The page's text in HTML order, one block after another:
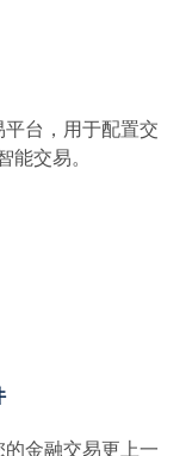
平台，用于配置交
交易。
金融交易更上一